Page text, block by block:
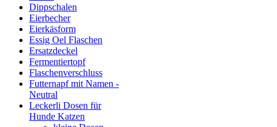
Dippschalen
Eierbecher
Eierkäsform
Essig Oel Flaschen
Ersatzdeckel
Fermentiertopf
Flaschenverschluss
Futternapf mit Namen -
Neutral
Leckerli Dosen für
Hunde Katzen